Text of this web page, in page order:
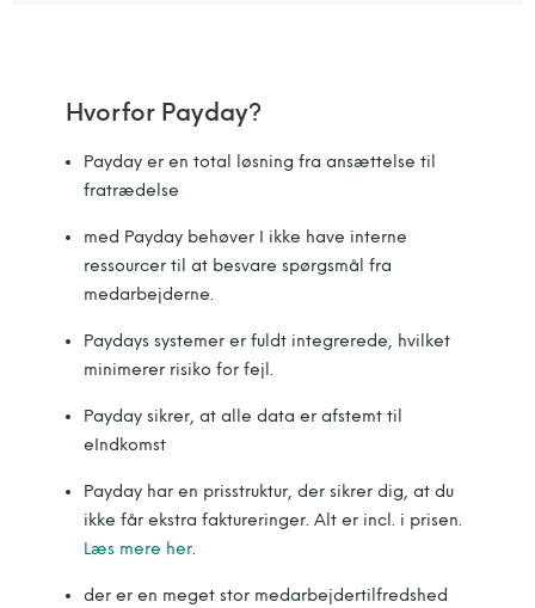
Hvorfor Payday?
Payday er en total løsning fra ansættelse til
fratrædelse
med Payday behøver I ikke have interne
ressourcer til at besvare spørgsmål fra
medarbejderne.
Paydays systemer er fuldt integrerede, hvilket
minimerer risiko for fejl.
Payday sikrer, at alle data er afstemt til
eIndkomst
Payday har en prisstruktur, der sikrer dig, at du
ikke får ekstra faktureringer. Alt er incl. i prisen.
Læs mere her.
der er en meget stor medarbejdertilfredshed